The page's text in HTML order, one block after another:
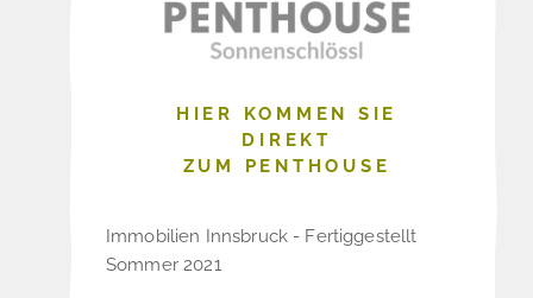
HIER KOMMEN SIE
DIREKT
ZUM PENTHOUSE
Immobilien Innsbruck - Fertiggestellt
Sommer 2021